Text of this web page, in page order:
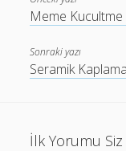
Meme
Sonraki yazı
Seramik
İlk Yorumu Siz